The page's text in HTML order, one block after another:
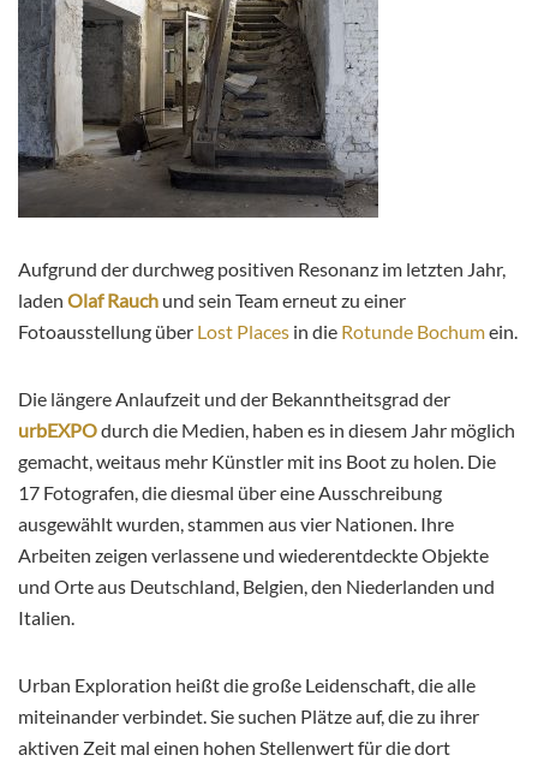
Aufgrund der durchweg positiven Resonanz im letzten Jahr,
laden Olaf Rauch und sein Team erneut zu einer
Fotoausstellung über Lost Places in die Rotunde Bochumein.
Die längere Anlaufzeit und der Bekanntheitsgrad der
urbEXPOdurch die Medien, haben es in diesem Jahr möglich
gemacht, weitaus mehr Künstler mit ins Boot zu holen. Die
17 Fotografen, die diesmal über eine Ausschreibung
ausgewählt wurden, stammen aus vier Nationen. Ihre
Arbeiten zeigen verlassene und wiederentdeckte Objekte
und Orte aus Deutschland, Belgien, den Niederlanden und
Italien.
Urban Exploration heißt die große Leidenschaft, die alle
miteinander verbindet. Sie suchen Plätze auf, die zu ihrer
aktiven Zeit mal einen hohen Stellenwert für die dort